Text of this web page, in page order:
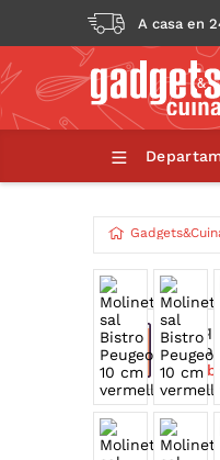
A casa en